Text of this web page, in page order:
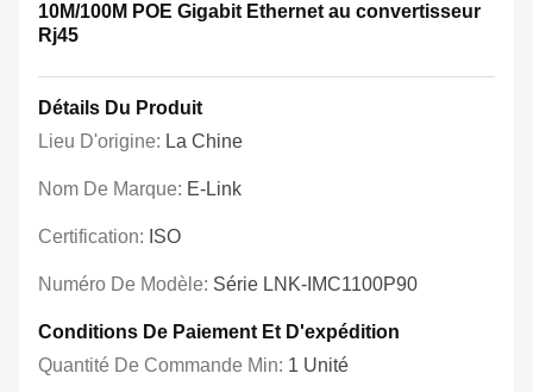
10M/100M POE Gigabit Ethernet au convertisseur
Rj45
Détails Du Produit
Lieu D'origine: La Chine
Nom De Marque: E-Link
Certification: ISO
Numéro De Modèle: Série LNK-IMC1100P90
Conditions De Paiement Et D'expédition
Quantité De Commande Min: 1 Unité